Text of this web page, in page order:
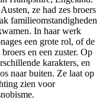
ze had zes broers
familieomstandigheden
In haar werk
een grote rol, of de
en een zuster. Op
karakters, en
naar buiten. Ze laat op
zien voor